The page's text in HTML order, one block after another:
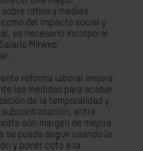
ratios y medias
del impacto social y
es necesario incorporar
Mínimo
reforma laboral mejora
las medidas para acabar
de la temporalidad y
subcontratación, entre
aún margen de mejora
se pueda seguir usando la
y poner coto a la